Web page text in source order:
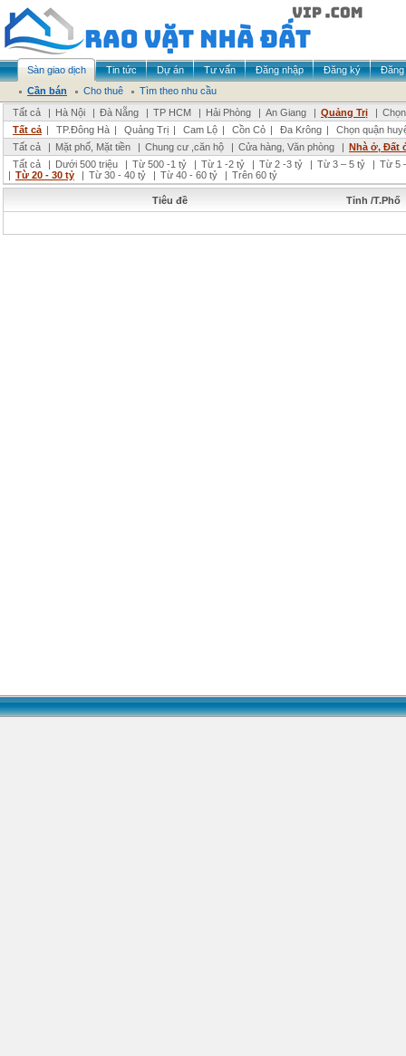
Sàn giao dịch Tin tức Dự án Tư vấn Đăng nhập Đăng ký
Đăng
Cần bán
Cho thuê
Tìm theo nhu cầu
Tất cả
| Hà Nội | Đà Nẵng | TP HCM | Hải Phòng | An Giang | Quảng Trị |
Tất cả | TP.Đông Hà | Quảng Trị | Cam Lộ | Cồn Cỏ | Đa Krông |
Chọn quận
Tất cả
| Mặt phố, Mặt tiền | Chung cư ,căn hộ | Cửa hàng, Văn phòng | Nhà ở, Đất
Tất cả
| Dưới 500 triệu | Từ 500 -1 tỷ | Từ 1 -2 tỷ | Từ 2 -3 tỷ | Từ 3 – 5 tỷ | Từ 5
| Từ 20 - 30 tỷ | Từ 30 - 40 tỷ | Từ 40 - 60 tỷ | Trên 60 tỷ
Tiêu đề Tỉnh /T.Phố